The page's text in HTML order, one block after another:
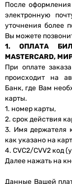
После
электронную
уточнения более
Вы можете
1. ОПЛАТА
MASTERCARD,
При оплате
происходит на
Банк, где Вам
карты.
1. номер карты,
2. срок действия
3. Имя держателя
как указано на
4. CVC2/CVV2 код
Далее нажать на
Данные Вашей